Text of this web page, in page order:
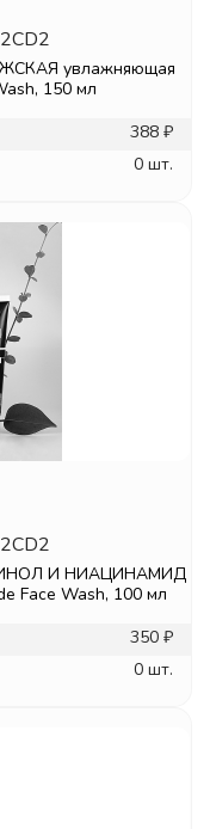
увлажняющая
150 мл
388 ₽
0 шт.
И НИАЦИНАМИД
Face Wash, 100 мл
350 ₽
0 шт.